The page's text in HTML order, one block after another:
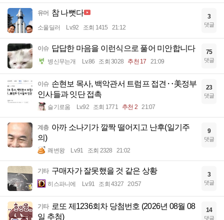
유머 참 나뻣다
소울딜러 Lv.92 조회 1415 21:12
3
댓글
이슈 답답한 마음을 이런식으로 풀어 미안합니다
병신무는개 Lv.86 조회 3028 추천 17 21:09
75
댓글
이슈 손현보 목사, 백악관서 트럼프 접견‥美정부
인사들과 잇단 접촉
슬기로움 Lv.92 조회 1771 추천 2 21:07
23
댓글
계층 아까 소나기가 깔짝 떨어지고 난후(일기주
의)
쾌변왕 Lv.91 조회 2328 21:02
9
댓글
기타 구매자가 잘못했을 것 같은 상황
히스파니에 Lv.91 조회 4327 20:57
3
댓글
기타 로또 제1236회차 당첨번호 (2026년 08월 08
일 추첨)
14
댓글